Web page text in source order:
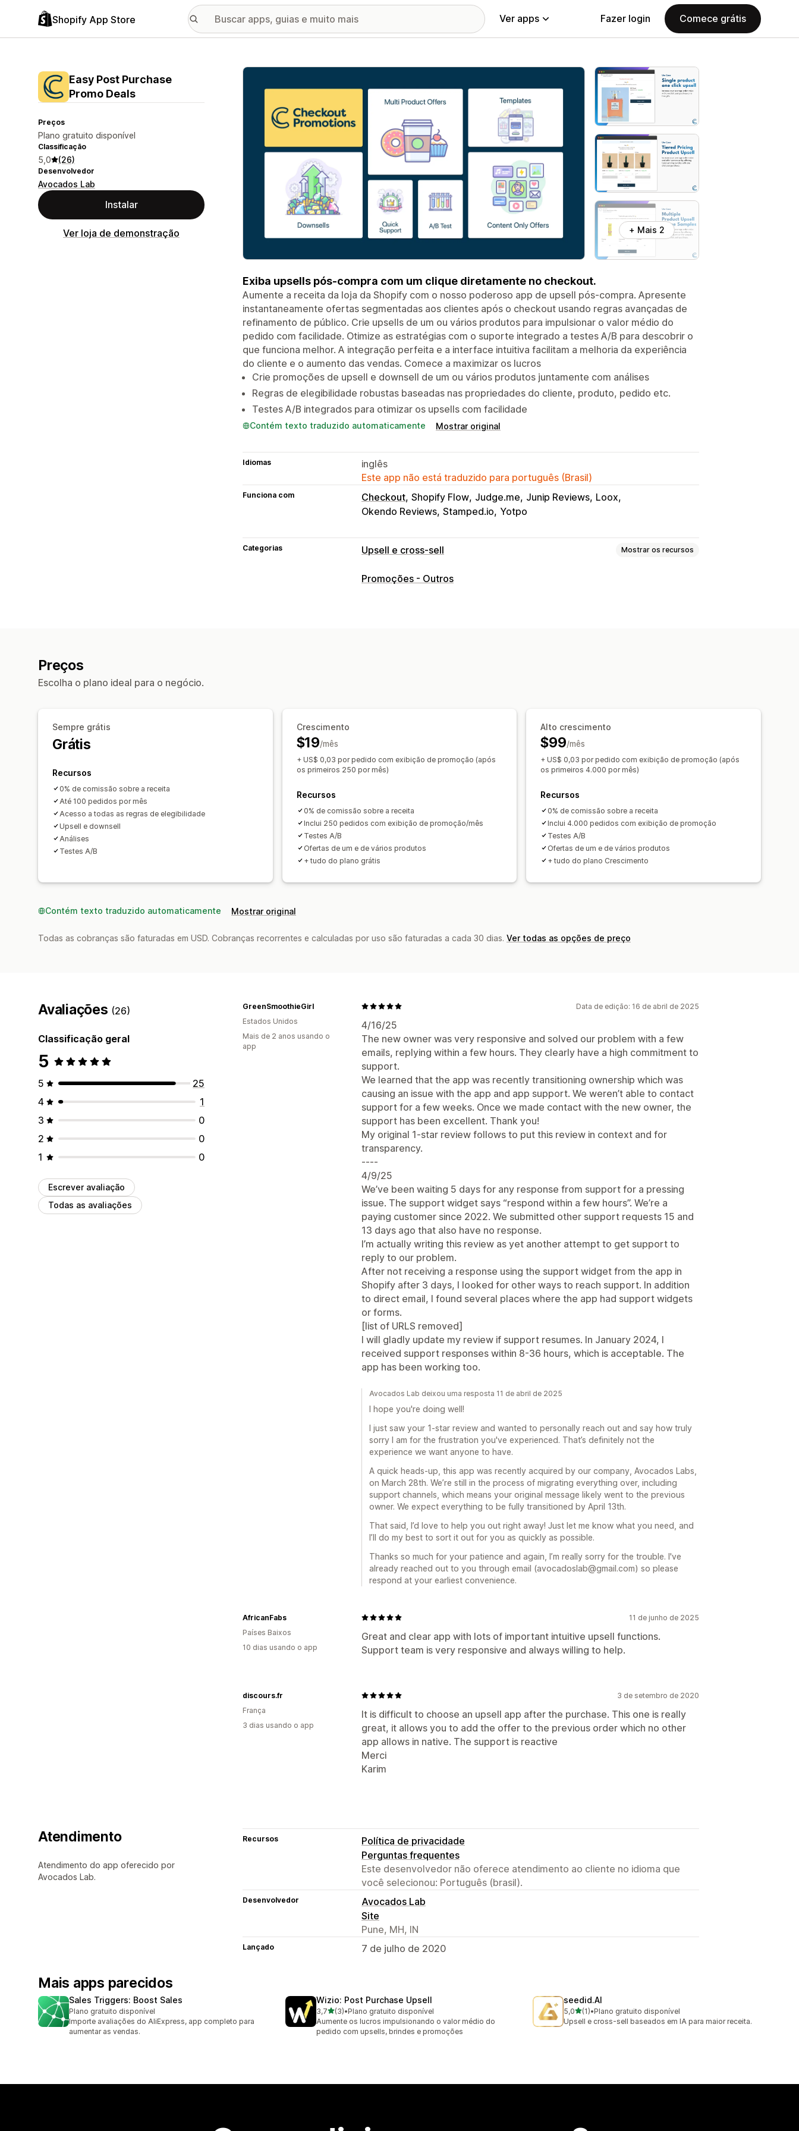
Shopify App Store Ver apps Fazer login Comece grátis
Easy Post Purchase
Promo Deals
Preços
Plano gratuito disponível
Classificação
5,0 (26)
Desenvolvedor
Avocados Lab
Instalar
Ver loja de demonstração
Galeria de imagens em destaque
+ Mais 2
Exiba upsells pós-compra com um clique diretamente no checkout.
Aumente a receita da loja da Shopify com o nosso poderoso app de upsell pós-compra. Apresente
instantaneamente ofertas segmentadas aos clientes após o checkout usando regras avançadas de
refinamento de público. Crie upsells de um ou vários produtos para impulsionar o valor médio do
pedido com facilidade. Otimize as estratégias com o suporte integrado a testes A/B para descobrir o
que funciona melhor. A integração perfeita e a interface intuitiva facilitam a melhoria da experiência
do cliente e o aumento das vendas. Comece a maximizar os lucros
Crie promoções de upsell e downsell de um ou vários produtos juntamente com análises
Regras de elegibilidade robustas baseadas nas propriedades do cliente, produto, pedido etc.
Testes A/B integrados para otimizar os upsells com facilidade
Contém texto traduzido automaticamente Mostrar original
Idiomas
inglês
Este app não está traduzido para português (Brasil)
Funciona com Checkout Shopify Flow Judge.me Junip Reviews Loox
Okendo Reviews Stamped.io Yotpo
Categorias Upsell e cross-sell Mostrar os recursos
Personalização
Produtos frequentemente comprados juntos
Descontos por volume Descontos por níveis
Análises
Promoções - Outros
Preços
Escolha o plano ideal para o negócio.
Sempre grátis
Grátis
Recursos
0% de comissão sobre a receita
Até 100 pedidos por mês
Acesso a todas as regras de elegibilidade
Upsell e downsell
Análises
Testes A/B
Crescimento
$19/mês
+ US$ 0,03 por pedido com exibição de promoção (após
os primeiros 250 por mês)
Recursos
0% de comissão sobre a receita
Inclui 250 pedidos com exibição de promoção/mês
Testes A/B
Ofertas de um e de vários produtos
+ tudo do plano grátis
Alto crescimento
$99/mês
+ US$ 0,03 por pedido com exibição de promoção (após
os primeiros 4.000 por mês)
Recursos
0% de comissão sobre a receita
Inclui 4.000 pedidos com exibição de promoção
Testes A/B
Ofertas de um e de vários produtos
+ tudo do plano Crescimento
Contém texto traduzido automaticamente Mostrar original
Todas as cobranças são faturadas em USD. Cobranças recorrentes e calculadas por uso são faturadas a cada 30 dias. Ver todas as opções de preço
Avaliações (26)
Classificação geral
5
5
25
4
1
3
0
2
0
1
0
Escrever avaliação
Todas as avaliações
Data de edição: 16 de abril de 2025
4/16/25
The new owner was very responsive and solved our problem with a few
emails, replying within a few hours. They clearly have a high commitment to
support.
We learned that the app was recently transitioning ownership which was
causing an issue with the app and app support. We weren’t able to contact
support for a few weeks. Once we made contact with the new owner, the
support has been excellent. Thank you!
My original 1-star review follows to put this review in context and for
transparency.
----
4/9/25
We’ve been waiting 5 days for any response from support for a pressing
issue. The support widget says “respond within a few hours”. We’re a
paying customer since 2022. We submitted other support requests 15 and
13 days ago that also have no response.
I’m actually writing this review as yet another attempt to get support to
reply to our problem.
After not receiving a response using the support widget from the app in
Shopify after 3 days, I looked for other ways to reach support. In addition
to direct email, I found several places where the app had support widgets
or forms.
[list of URLS removed]
I will gladly update my review if support resumes. In January 2024, I
received support responses within 8-36 hours, which is acceptable. The
app has been working too.
GreenSmoothieGirl
Estados Unidos
Mais de 2 anos usando o
app
Avocados Lab deixou uma resposta 11 de abril de 2025
I hope you're doing well!
I just saw your 1-star review and wanted to personally reach out and say how truly
sorry I am for the frustration you've experienced. That’s definitely not the
experience we want anyone to have.
A quick heads-up, this app was recently acquired by our company, Avocados Labs,
on March 28th. We’re still in the process of migrating everything over, including
support channels, which means your original message likely went to the previous
owner. We expect everything to be fully transitioned by April 13th.
That said, I’d love to help you out right away! Just let me know what you need, and
I’ll do my best to sort it out for you as quickly as possible.
Thanks so much for your patience and again, I’m really sorry for the trouble. I've
already reached out to you through email (avocadoslab@gmail.com) so please
respond at your earliest convenience.
11 de junho de 2025
Great and clear app with lots of important intuitive upsell functions.
Support team is very responsive and always willing to help.
AfricanFabs
Países Baixos
10 dias usando o app
3 de setembro de 2020
It is difficult to choose an upsell app after the purchase. This one is really
great, it allows you to add the offer to the previous order which no other
app allows in native. The support is reactive
Merci
Karim
discours.fr
França
3 dias usando o app
Atendimento
Atendimento do app oferecido por
Avocados Lab.
Recursos
Política de privacidade
Perguntas frequentes
Este desenvolvedor não oferece atendimento ao cliente no idioma que
você selecionou: Português (brasil).
Desenvolvedor
Avocados Lab
Site
Pune, MH, IN
Lançado 7 de julho de 2020
Mais apps parecidos
Sales Triggers: Boost Sales
Plano gratuito disponível
Importe avaliações do AliExpress, app completo para
aumentar as vendas.
Wizio: Post Purchase Upsell
3,7de 5 estrelas
(3)
3 avaliações ao todo
•Plano gratuito disponível
Aumente os lucros impulsionando o valor médio do
pedido com upsells, brindes e promoções
seedid.AI
5,0de 5 estrelas
(1)
1 avaliações ao todo
•Plano gratuito disponível
Upsell e cross-sell baseados em IA para maior receita.